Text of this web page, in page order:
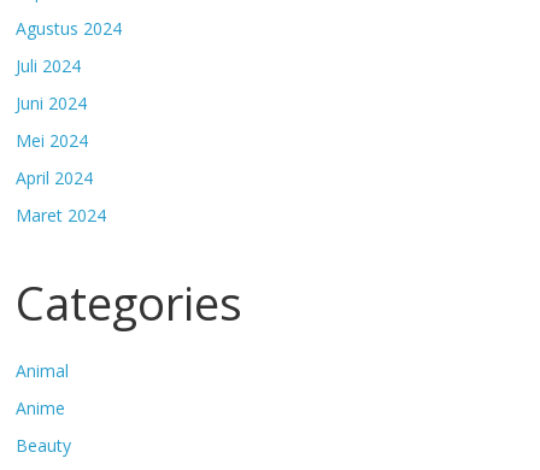
Agustus 2024
Juli 2024
Juni 2024
Mei 2024
April 2024
Maret 2024
Categories
Animal
Anime
Beauty